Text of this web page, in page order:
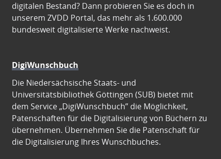
digitalen Bestand? Dann probieren Sie es doch in
unserem ZVDD Portal, das mehr als 1.600.000
bundesweit digitalisierte Werke nachweist.
DigiWunschbuch
Die Niedersächsische Staats- und
Universitätsbibliothek Göttingen (SUB) bietet mit
dem Service „DigiWunschbuch” die Möglichkeit,
Patenschaften für die Digitalisierung von Büchern zu
übernehmen. Übernehmen Sie die Patenschaft für
die Digitalisierung Ihres Wunschbuches.